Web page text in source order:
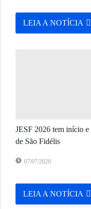
LEIA A NOTÍCIA
JESF 2026 tem início e
de São Fidélis
07/07/2026
LEIA A NOTÍCIA